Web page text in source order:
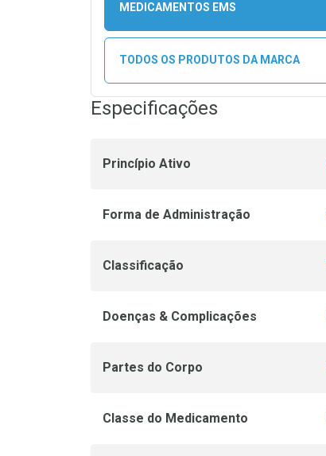
MEDICAMENTOS EMS
TODOS OS PRODUTOS DA MARCA
Especificações
Princípio Ativo
Forma de Administração
Classificação
Doenças & Complicações
Partes do Corpo
Classe do Medicamento